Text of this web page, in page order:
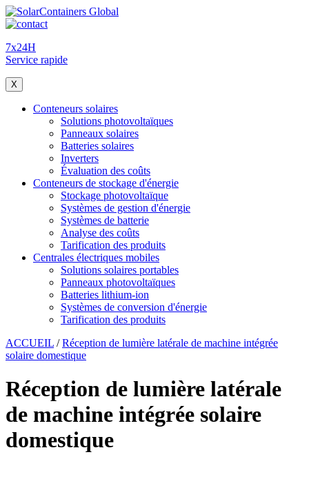
7x24H
Service rapide
X
Conteneurs solaires
Solutions photovoltaïques
Panneaux solaires
Batteries solaires
Inverters
Évaluation des coûts
Conteneurs de stockage d'énergie
Stockage photovoltaïque
Systèmes de gestion d'énergie
Systèmes de batterie
Analyse des coûts
Tarification des produits
Centrales électriques mobiles
Solutions solaires portables
Panneaux photovoltaïques
Batteries lithium-ion
Systèmes de conversion d'énergie
Tarification des produits
ACCUEIL /Réception de lumière latérale de machine intégrée
solaire domestique
Réception de lumière latérale
de machine intégrée solaire
domestique